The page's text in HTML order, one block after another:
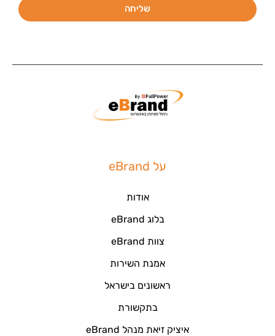
שליחה
על eBrand
אודות
בלוג eBrand
צוות eBrand
אמנת השירות
ראשונים בישראל
בתקשורת
איציק זיאת מנהל eBrand